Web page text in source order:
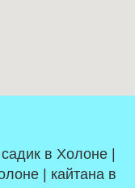
в Холоне |
| кайтана в